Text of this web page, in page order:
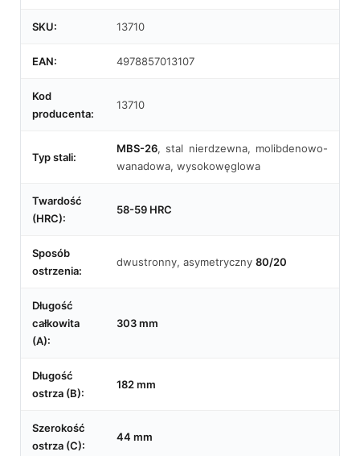
SKU: 13710
EAN: 4978857013107
Kod
producenta:
13710
Typ stali:
MBS-26, stal nierdzewna, molibdenowo-
wanadowa, wysokowęglowa
Twardość
(HRC):
58-59 HRC
Sposób
ostrzenia:
dwustronny, asymetryczny 80/20
Długość
całkowita
(A):
303 mm
Długość
ostrza (B):
182 mm
Szerokość
ostrza (C):
44 mm